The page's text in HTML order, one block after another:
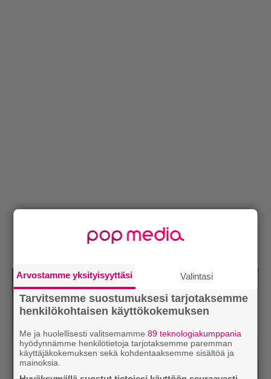
Arvostamme yksityisyyttäsi Valintasi
Tarvitsemme suostumuksesi tarjotaksemme
henkilökohtaisen käyttökokemuksen
Me ja huolellisesti valitsemamme89 teknologiakumppania
hyödynnämme henkilötietoja tarjotaksemme paremman
käyttäjäkokemuksen sekä kohdentaaksemme sisältöä ja
mainoksia.